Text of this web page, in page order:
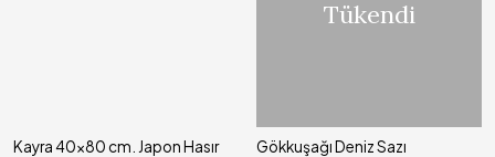
Kayra 40x80 cm. Japon Hasır
Tükendi
Gökkuşağı Deniz Sazı